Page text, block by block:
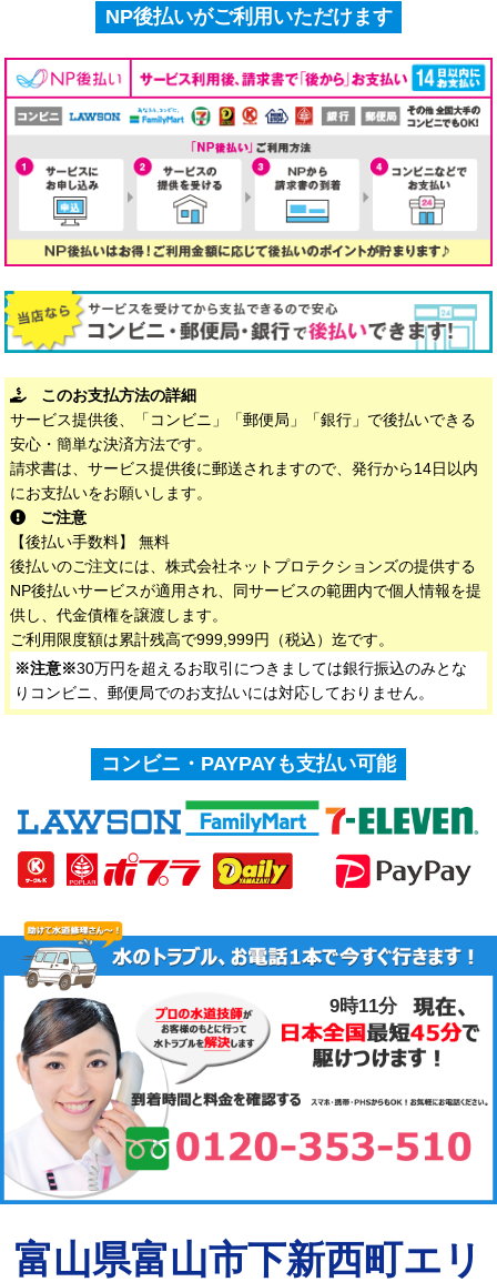
NP後払いがご利用いただけます
このお支払方法の詳細
サービス提供後、「コンビニ」「郵便局」「銀行」で後払いできる
安心・簡単な決済方法です。
請求書は、サービス提供後に郵送されますので、発行から14日以内
にお支払いをお願いします。
ご注意
【後払い手数料】 無料
後払いのご注文には、株式会社ネットプロテクションズの提供する
NP後払いサービスが適用され、同サービスの範囲内で個人情報を提
供し、代金債権を譲渡します。
ご利用限度額は累計残高で999,999円（税込）迄です。
※注意※30万円を超えるお取引につきましては銀行振込のみとな
りコンビニ、郵便局でのお支払いには対応しておりません。
コンビニ・PAYPAYも支払い可能
9時11分
富山県富山市下新西町エリ